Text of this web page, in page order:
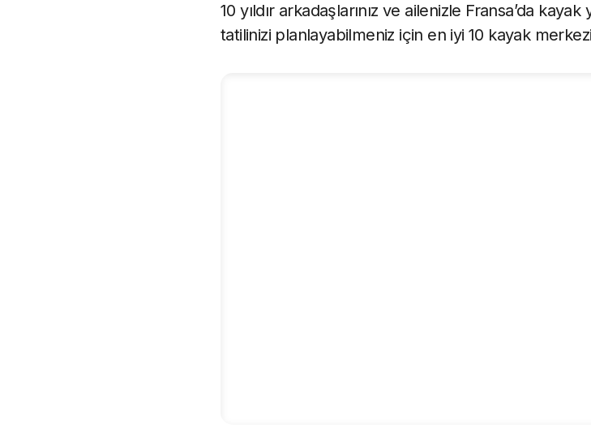
10 yıldır arkadaşlarınız ve ailenizle Fransa’da
tatilinizi planlayabilmeniz için en iyi 10 kayak